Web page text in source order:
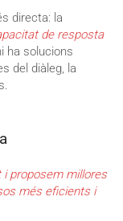
directa: la
de resposta
ha solucions
del diàleg, la
i proposem millores
més eficients i